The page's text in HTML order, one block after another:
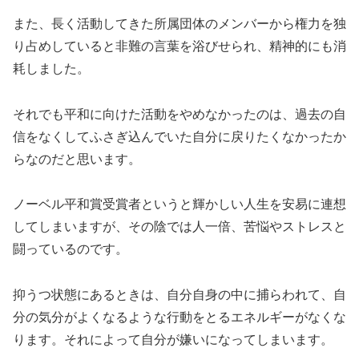
また、長く活動してきた所属団体のメンバーから権力を独
り占めしていると非難の言葉を浴びせられ、精神的にも消
耗しました。
それでも平和に向けた活動をやめなかったのは、過去の自
信をなくしてふさぎ込んでいた自分に戻りたくなかったか
らなのだと思います。
ノーベル平和賞受賞者というと輝かしい人生を安易に連想
してしまいますが、その陰では人一倍、苦悩やストレスと
闘っているのです。
抑うつ状態にあるときは、自分自身の中に捕らわれて、自
分の気分がよくなるような行動をとるエネルギーがなくな
ります。それによって自分が嫌いになってしまいます。